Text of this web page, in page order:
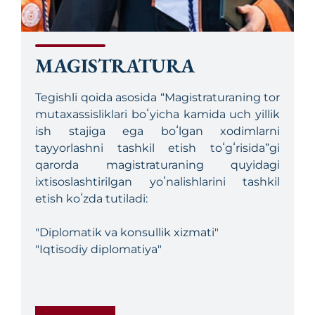
MAGISTRATURA
Tegishli qoida asosida “Magistraturaning tor
mutaxassisliklari boʻyicha kamida uch yillik
ish stajiga ega boʻlgan xodimlarni
tayyorlashni tashkil etish toʻgʻrisida”gi
qarorda magistraturaning quyidagi
ixtisoslashtirilgan yoʻnalishlarini tashkil
etish koʻzda tutiladi:
"Diplomatik va konsullik xizmati"
"Iqtisodiy diplomatiya"